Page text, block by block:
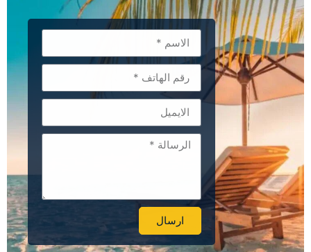
ارسال
Alternative: